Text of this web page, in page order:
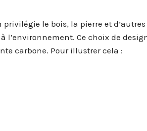
le bois, la pierre et d’autres
Ce choix de
carbone. Pour illustrer cela :